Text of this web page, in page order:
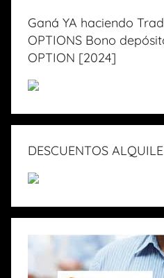
Ganá YA haciendo
OPTIONS Bono
OPTION [2024]
DESCUENTOS